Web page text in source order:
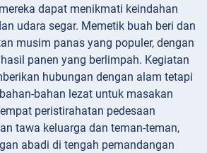
dapat menikmati keindahan
udara segar. Memetik buah beri dan
musim panas yang populer, dengan
panen yang berlimpah. Kegiatan
hubungan dengan alam tetapi
bahan lezat untuk masakan
peristirahatan pedesaan
tawa keluarga dan teman-teman,
abadi di tengah pemandangan